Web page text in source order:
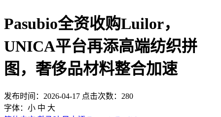
Pasubio全资收购Luilor，
UNICA平台再添高端纺织拼
图，奢侈品材料整合加速
发布时间：2026-04-17 点击次数：280
字体： 小 中 大